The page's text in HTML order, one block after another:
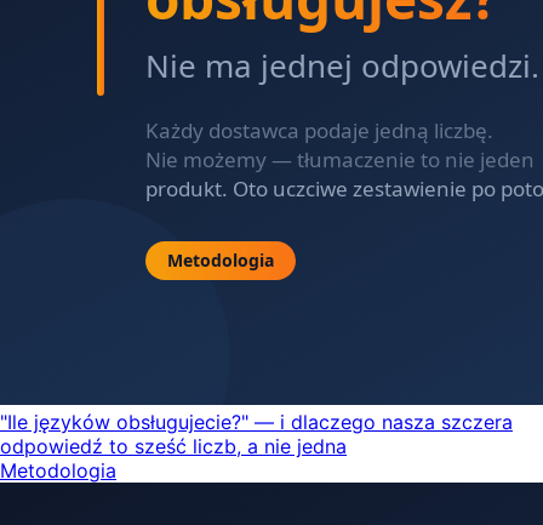
"Ile języków obsługujecie?" — i dlaczego nasza szczera
odpowiedź to sześć liczb, a nie jedna
Metodologia